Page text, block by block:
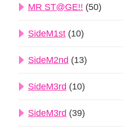
MR ST@GE!! (50)
SideM1st (10)
SideM2nd (13)
SideM3rd (10)
SideM3rd (39)